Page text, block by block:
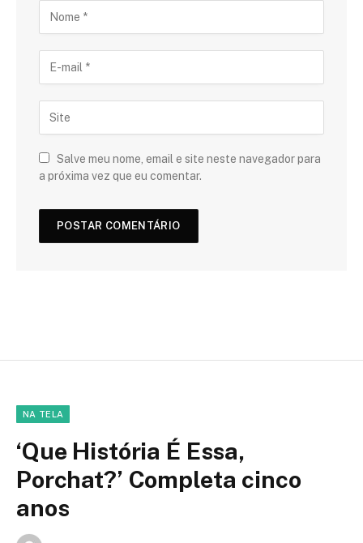
Salve meu nome, email e site neste navegador para
a próxima vez que eu comentar.
NA TELA
‘Que História É Essa,
Porchat?’ Completa cinco
anos